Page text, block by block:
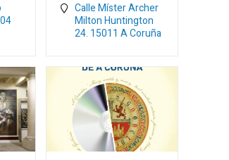
Calle Míster Archer
Milton Huntington
24. 15011 A Coruña